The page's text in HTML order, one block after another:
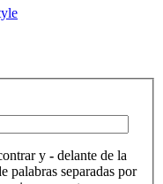
y - delante de la
palabras separadas por